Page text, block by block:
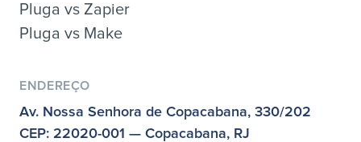
Pluga vs Zapier
Pluga vs Make
ENDEREÇO
Av. Nossa Senhora de Copacabana, 330/202
CEP: 22020-001 — Copacabana, RJ